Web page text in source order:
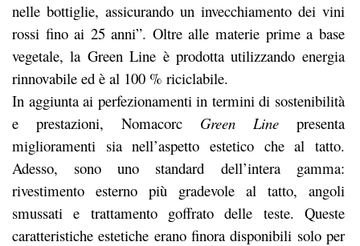
nelle bottiglie, assicurando un invecchiamento dei vini
rossi fino ai 25 anni”. Oltre alle materie prime a base
vegetale, la Green Line è prodotta utilizzando energia
rinnovabile ed è al 100 % riciclabile.
In aggiunta ai perfezionamenti in termini di sostenibilità
e prestazioni, Nomacorc Green Line presenta
miglioramenti sia nell’aspetto estetico che al tatto.
Adesso, sono uno standard dell’intera gamma:
rivestimento esterno più gradevole al tatto, angoli
smussati e trattamento goffrato delle teste. Queste
caratteristiche estetiche erano finora disponibili solo per